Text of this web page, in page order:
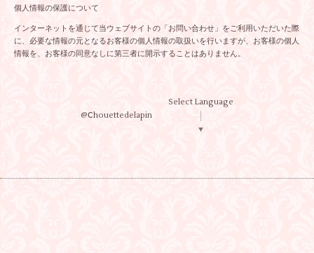
個人情報の保護について
インターネットを通じて当ウェブサイトの「お問い合わせ」をご利用いただいた際
に、必要な情報の元となるお客様の個人情報の取扱いを行いますが、お客様の個人
情報を、お客様の同意なしに第三者に開示することはありません。
@Ⅽhouettedelapin
Select Language
▼